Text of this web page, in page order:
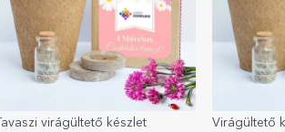
virágültető készlet
Virágültető